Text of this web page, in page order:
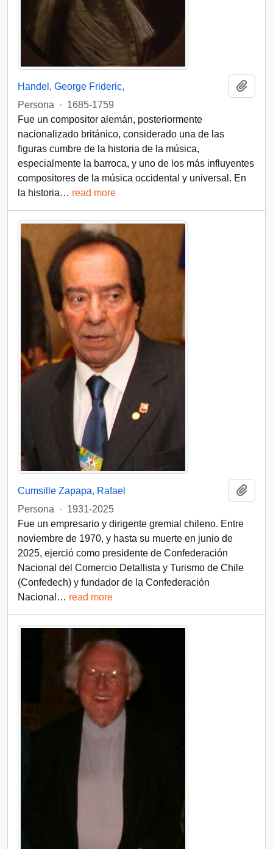
Handel, George Frideric,
Persona
· 1685-1759
Fue un compositor alemán, posteriormente
nacionalizado británico, considerado una de las
figuras cumbre de la historia de la música,
especialmente la barroca, y uno de los más influyentes
compositores de la música occidental y universal.​ En
la historia… read more
Cumsille Zapapa, Rafael
Persona
· 1931-2025
Fue un empresario y dirigente gremial chileno. Entre
noviembre de 1970, y hasta su muerte en junio de
2025, ejerció como presidente de Confederación
Nacional del Comercio Detallista y Turismo de Chile
(Confedech) y fundador de la Confederación
Nacional … read more